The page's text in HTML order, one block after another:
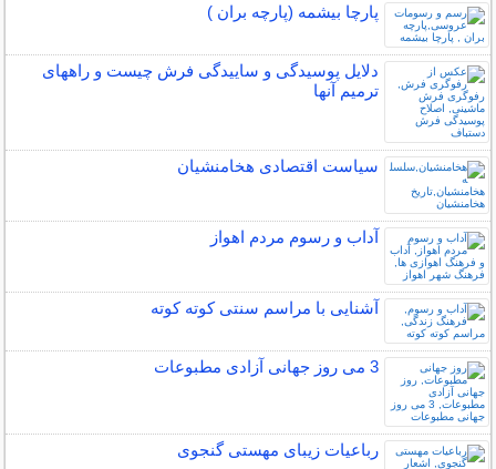
پارچا بیشمه (پارچه بران )
دلایل پوسیدگی و ساییدگی فرش چیست و راههای
ترمیم آنها
سیاست اقتصادی هخامنشیان
آداب و رسوم مردم اهواز
آشنایی با مراسم سنتی کوته کوته
3 می روز جهانی آزادی مطبوعات
رباعیات زیبای مهستی گنجوی